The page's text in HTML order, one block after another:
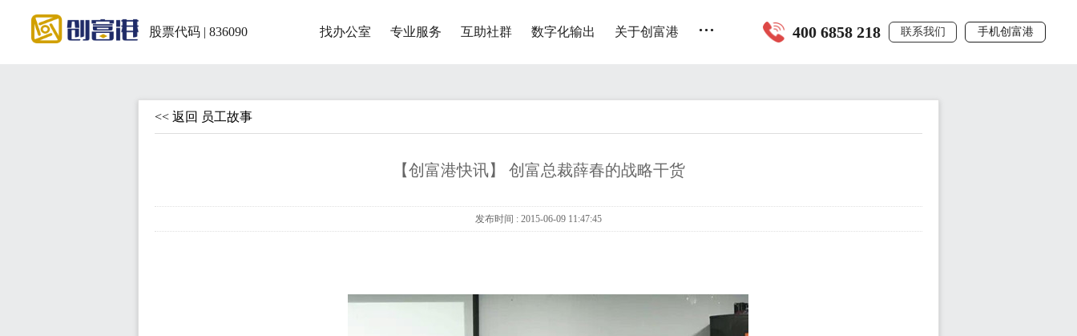
股票代码 | 836090 找办公室 专业服务 互助社群 数字化输出 关于创富港 ... 400 6858 218 联系我们 手机创富港
<< 返回 员工故事
【创富港快讯】 创富总裁薛春的战略干货
发布时间 : 2015-06-09 11:47:45